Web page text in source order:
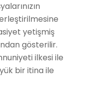
yetişmiş
gösterilir.
ilkesi ile
bir itina ile